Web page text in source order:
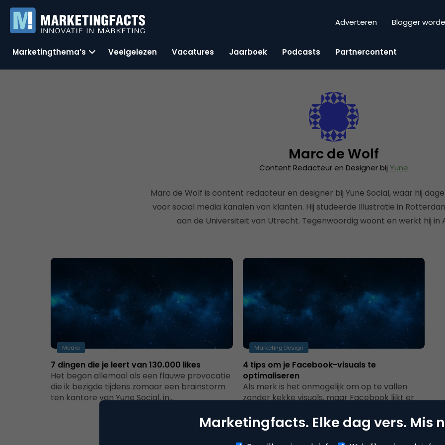
Adverteren Blogger
Marketingthema’s Veelgelezen Vacatures Jaarboek Podcasts Partnercontent
Marc de Wolf
Content Redacteur en Designer bij Yune
Marc de Wolf is content redacteur en designer bij Yune Social, waar hij
voor social media kanalen van klanten. Hij studeerde Illustratie in
aan de Universiteit van Utrecht. Tegenwoordig woont en werkt hij in
Media
7 dingen die je leert van 130.000 likes
Het begon allemaal als een flauwe provocatie
die ik bezigde tijdens zomaar een brainstorm
ten kantore van Yune Social, in…
Marketing Design
4 tips om je Facebook-visuals te
optimaliseren
Als merk is het onmogelijk om op te vallen
zonder kekke visuals, maar Facebook lijkt er
Marketingfacts. Elke dag vers. Mis